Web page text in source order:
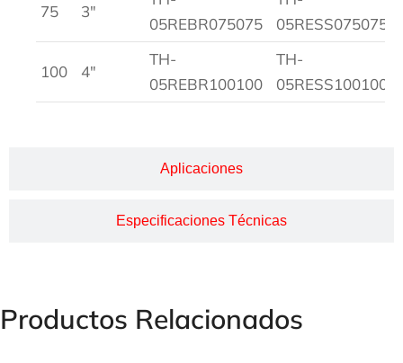
Aplicaciones
Especificaciones Técnicas
75 3″
05REBR075075
05RESS075075
100 4″
TH-
05REBR100100
TH-
05RESS100100
Productos Relacionados